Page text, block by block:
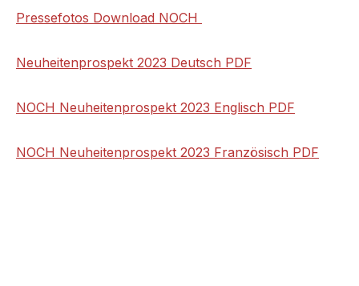
Pressefotos Download NOCH
Neuheitenprospekt 2023 Deutsch PDF
NOCH Neuheitenprospekt 2023 Englisch PDF
NOCH Neuheitenprospekt 2023 Französisch PDF